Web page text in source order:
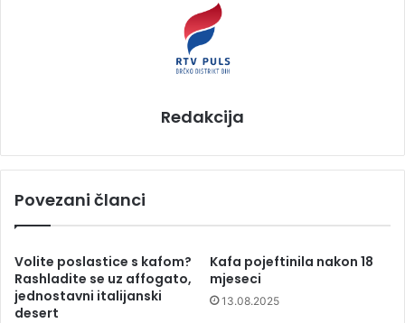
Redakcija
Povezani članci
Volite poslastice s kafom?
Rashladite se uz affogato,
jednostavni italijanski
desert
Kafa pojeftinila nakon 18
mjeseci
13.08.2025